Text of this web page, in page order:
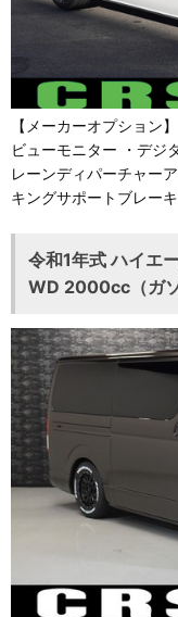
【メーカーオプション
ビューモニター ・デジ
レーンディパーチャー
キングサポートブレー
令和1年式 ハイエ
WD 2000cc（ガ